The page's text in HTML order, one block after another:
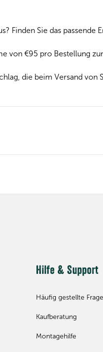
Finden Sie das passende
von €95 pro Bestellung
die beim Versand von
Hilfe & Support
Häufig gestellte
Kaufberatung
Montagehilfe